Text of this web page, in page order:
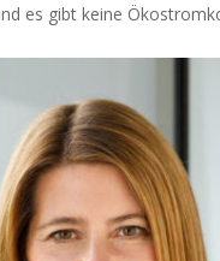
es gibt keine